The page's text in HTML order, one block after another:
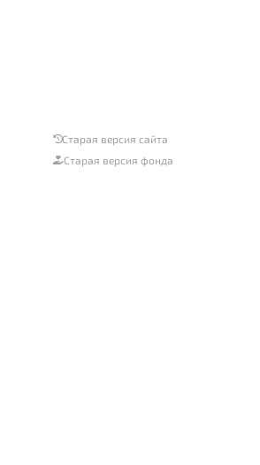
Старая версия сайта
Старая версия фонда